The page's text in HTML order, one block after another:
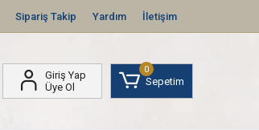
Sipariş Takip Yardım İletişim
Giriş Yap
Üye Ol
0
Sepetim